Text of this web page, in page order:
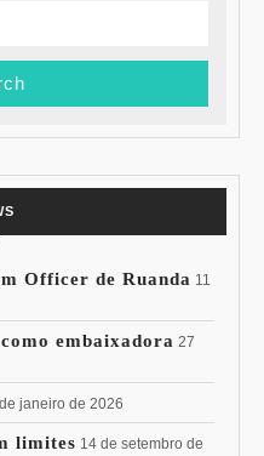
Officer de Ruanda 11
embaixadora 27
janeiro de 2026
limites 14 de setembro de